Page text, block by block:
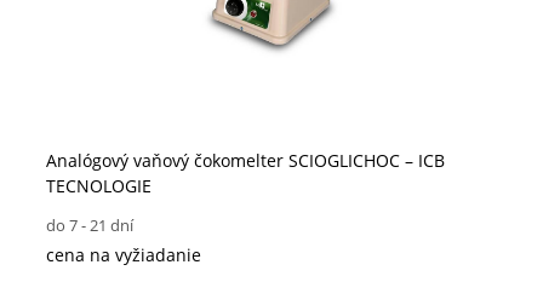
Analógový vaňový čokomelter SCIOGLICHOC – ICB
TECNOLOGIE
do 7 - 21 dní
cena na vyžiadanie